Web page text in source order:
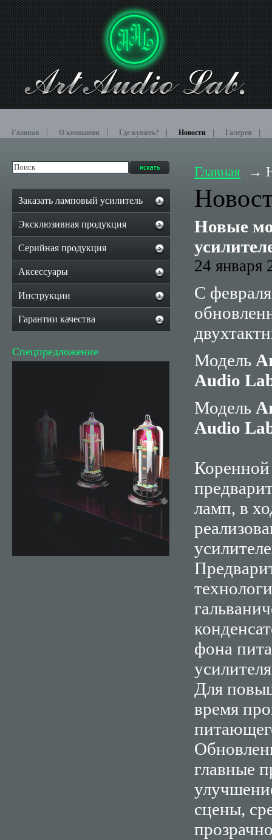
Главная О компании Где купить? Новости Галерея
Главная
Новые
24 января
С
Модель
Audio
Модель
Audio
Коренной
ламп, в
фона
Для
время
главные
сцены,
Заказать ламповый усилитель
Эксклюзивная продукция
Серийная продукция
Аксессуары
Инструкции
Гарантии качества
Спецпредложение